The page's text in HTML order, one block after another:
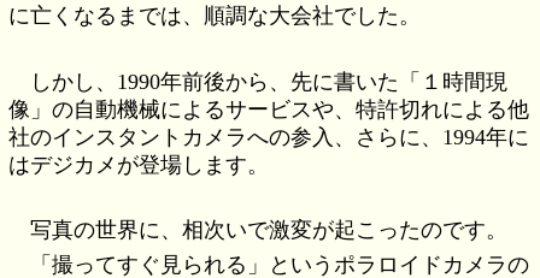
に亡くなるまでは、順調な大会社でした。
しかし、1990年前後から、先に書いた「１時間現
像」の自動機械によるサービスや、特許切れによる他
社のインスタントカメラへの参入、さらに、1994年に
はデジカメが登場します。
写真の世界に、相次いで激変が起こったのです。
「撮ってすぐ見られる」というポラロイドカメラの